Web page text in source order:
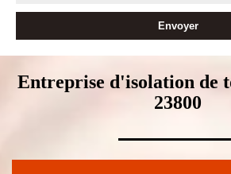
Entreprise d'isolation de
23800